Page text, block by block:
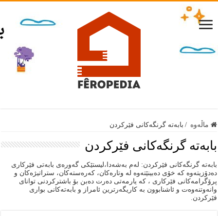
ماڵەوە / بابەتە گرنگەكانى فێركردن
بابەتە گرنگەكانى فێركردن
بابەتە گرنگەكانى فێركردن: لەم بەشەدا،لیستێكی گەورەی بابەتی فێركاری
دەدۆزیتەوە كە خۆی دەبینێتەوە لە وتارەكان، كەرەستەكان، ستراتیژەكان و
پرۆگرامەكانی فێركاری ، كە یارمەتی دەرت دەبن بۆ باشتركردنی توانای
وانەوتنەوەت و ئاشنابوون بە كاریگەرترین ئامراز و بابەتەكانی بواری
فێركردن.